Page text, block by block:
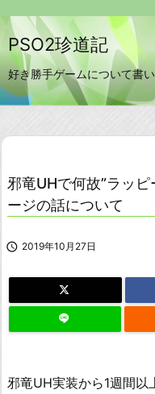
PSO2珍道記
好き勝手ゲームについて書い
邪竜UHで何故”ラッ
ージの話について
 2019年10月27日
邪竜UH実装から1週間以